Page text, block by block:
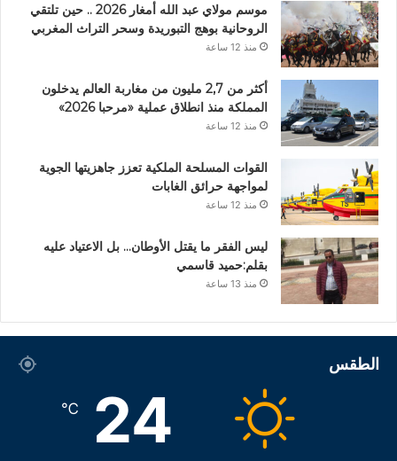
موسم مولاي عبد الله أمغار 2026 .. حين تلتقي
الروحانية بوهج التبوريدة وسحر التراث المغربي
منذ 12 ساعة
أكثر من 2,7 مليون من مغاربة العالم يدخلون
المملكة منذ انطلاق عملية «مرحبا 2026»
منذ 12 ساعة
القوات المسلحة الملكية تعزز جاهزيتها الجوية
لمواجهة حرائق الغابات
منذ 12 ساعة
ليس الفقر ما يقتل الأوطان… بل الاعتياد عليه
بقلم:حميد قاسمي
منذ 13 ساعة
الطقس
24
℃